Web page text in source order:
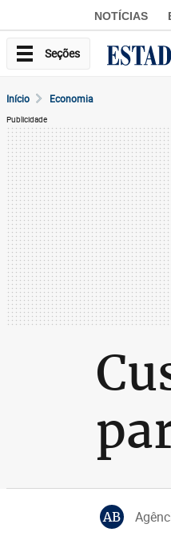
NOTÍCIAS
Seções
Início Economia
Publicidade
AB